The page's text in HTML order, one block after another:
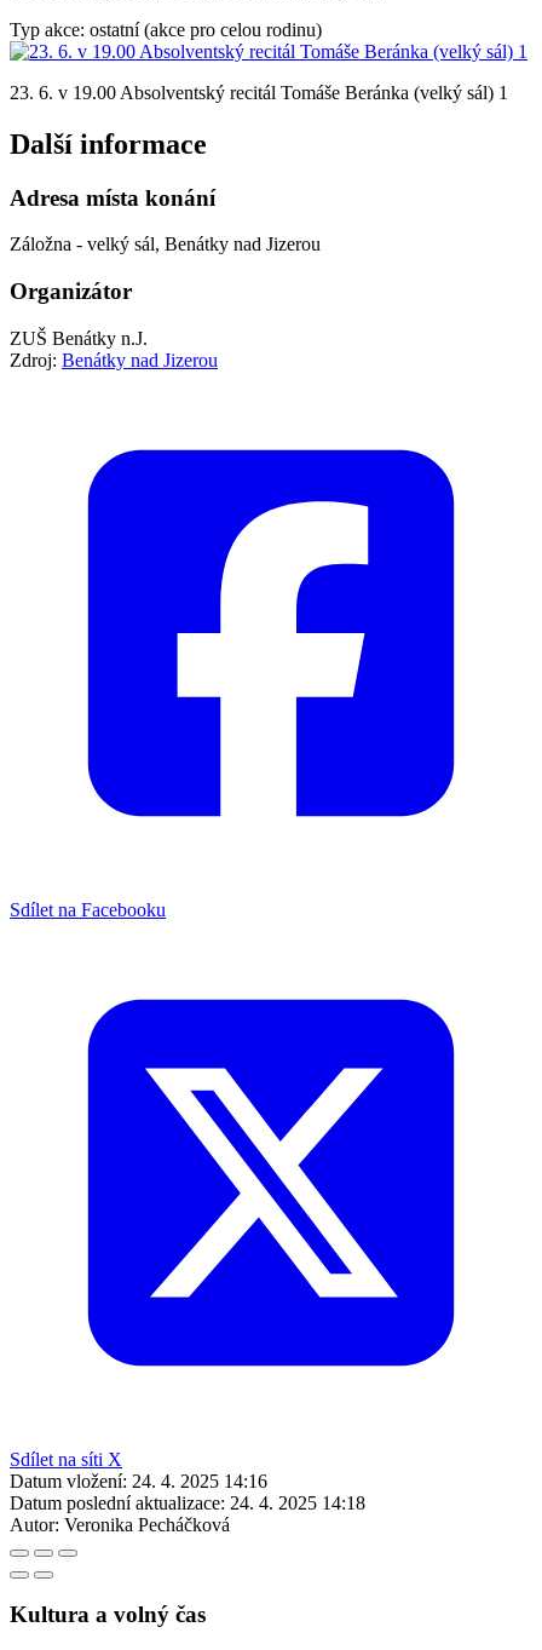
Typ akce: ostatní (akce pro celou rodinu)
23. 6. v 19.00 Absolventský recitál Tomáše Beránka (velký sál) 1
Další informace
Adresa místa konání
Záložna - velký sál, Benátky nad Jizerou
Organizátor
ZUŠ Benátky n.J.
Zdroj: Benátky nad Jizerou
Sdílet na Facebooku
Sdílet na síti X
Datum vložení: 24. 4. 2025 14:16
Datum poslední aktualizace: 24. 4. 2025 14:18
Autor: Veronika Pecháčková
Kultura a volný čas